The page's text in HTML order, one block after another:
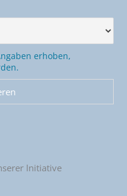
erhoben,
Initiative